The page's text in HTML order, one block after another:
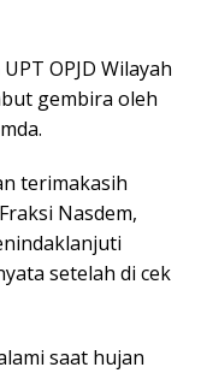
OPJD Wilayah
gembira oleh
terimakasih
Nasdem,
setelah di cek
saat hujan